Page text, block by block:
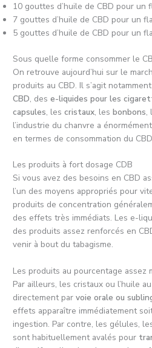
10 gouttes d’huile de CBD pour un
7 gouttes d’huile de CBD pour un
5 gouttes d’huile de CBD pour un
Sous quelle forme consommer le
On retrouve aujourd’hui sur le
produits au CBD. Il s’agit
CBD, des e-liquides pour les
capsules, lescristaux, lesbonbons,
l’industrie du chanvre a
en termes de consommation du
Les produits à fort dosage CDB
Si vous avez des besoins en CBD
l’un des moyens appropriés pour
produits de concentration
des effets très immédiats. Les e-
des produits assez renforcés en
venir à bout du tabagisme.
Les produits au pourcentage assez
Par ailleurs, les cristaux ou l’huile
directement par voie orale ou
effets apparaître immédiatement
ingestion. Par contre, les gélules,
sont habituellement avalés pour